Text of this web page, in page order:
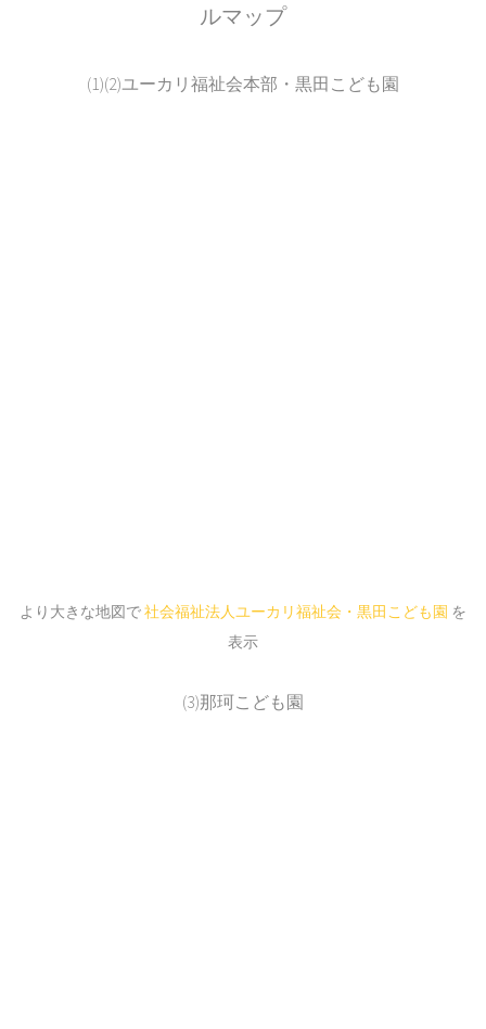
ルマップ
(1)(2)ユーカリ福祉会本部・黒田こども園
より大きな地図で社会福祉法人ユーカリ福祉会・黒田こども園 を
表示
(3)那珂こども園